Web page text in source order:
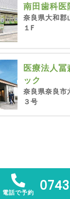
南田歯科医
奈良県大和郡
１F
医療法人
ック
奈良県奈良
３号
電話で予約